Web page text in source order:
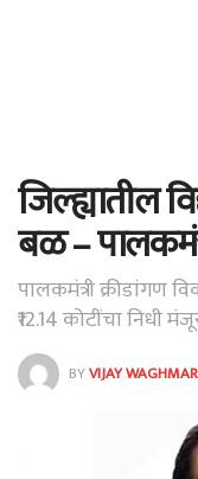
जिल्ह्यातील
बळ –
पालकमंत्री क्रीडांगण
₹12.14 कोटींचा निधी
BYVIJAY